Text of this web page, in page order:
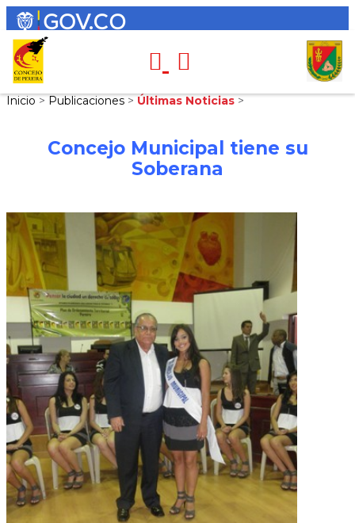
Inicio > Publicaciones > Últimas Noticias >
Concejo Municipal tiene su
Soberana